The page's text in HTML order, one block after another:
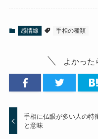
感情線 手相の種類
よかった
手相に仏眼が多い人の特
と意味